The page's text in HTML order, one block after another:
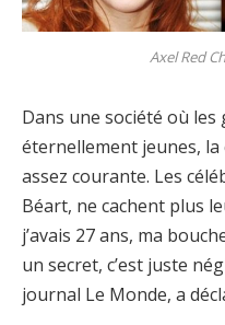
Axel Red
Dans une société où
éternellement jeunes,
assez courante. Les
Béart, ne cachent plus
j’avais 27 ans, ma
un secret, c’est juste
journal Le Monde, a